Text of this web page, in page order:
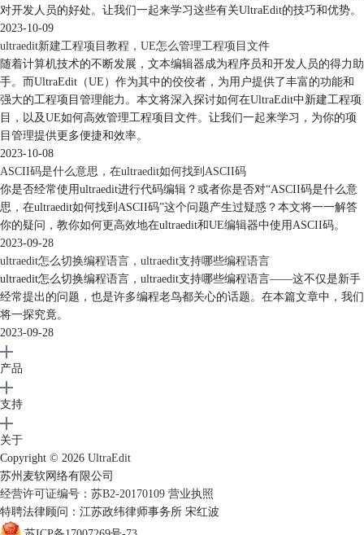
对开发人员的好处。让我们一起来学习这些有关UltraEdit的技巧和优势。
2023-10-09
ultraedit新建工程项目教程，UE怎么管理工程项目文件
随着计算机技术的不断发展，文本编辑器成为程序员和开发人员的得力助
手。而UltraEdit（UE）作为其中的佼佼者，为用户提供了丰富的功能和
强大的工程项目管理能力。本文将深入探讨如何在UltraEdit中新建工程项
目，以及UE如何高效管理工程项目文件。让我们一起来学习，为你的项
目管理提供更多便捷和效率。
2023-10-08
ASCII码是什么意思，在ultraedit如何找到ASCII码
你是否经常使用ultraedit进行代码编辑？或者你是否对“ASCII码是什么意
思，在ultraedit如何找到ASCII码”这个问题产生过疑惑？本文将一一解答
你的疑问，教你如何更高效地在ultraedit和UE编辑器中使用ASCII码。
2023-09-28
ultraedit怎么切换编程语言，ultraedit支持哪些编程语言
ultraedit怎么切换编程语言，ultraedit支持哪些编程语言——这不仅是新手
经常提出的问题，也是许多编程老鸟都关心的话题。在本篇文章中，我们
将一探究竟。
2023-09-28
产品
支持
关于
Copyright © 2026 UltraEdit
苏州麦软网络有限公司
经营许可证编号：苏B2-20170109 营业执照
特聘法律顾问：江苏政纬律师事务所 宋红波